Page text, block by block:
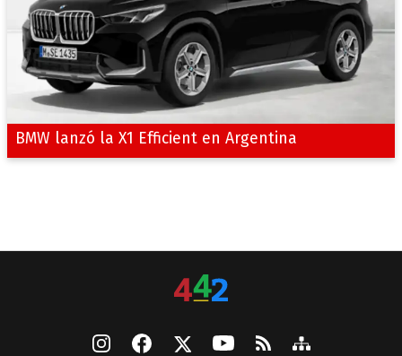
BMW lanzó la X1 Efficient en Argentina